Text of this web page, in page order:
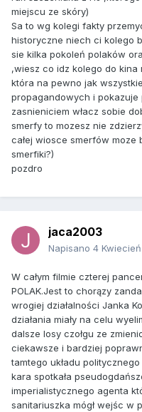
miejscu ze skóry)
Sa to wg kolegi fakty
historyczne niech ci kolego
sie kilka pokoleń polaków
,wiesz co idz kolego do
która na pewno jak
propagandowych i
zasnieniciem włacz sobie
smerfy to mozesz nie
całej wiosce smerfów
smerfiki?)
pozdro
jaca2003
Napisano 4
W całym filmie czterej
POLAK.Jest to chorązy
wrogiej działalności Janka
działania miały na celu
dalsze losy czołgu ze
ciekawsze i bardziej
tamtego układu
kara spotkała
imperialistycznego agenta
sanitariuszka mógł wejśc w